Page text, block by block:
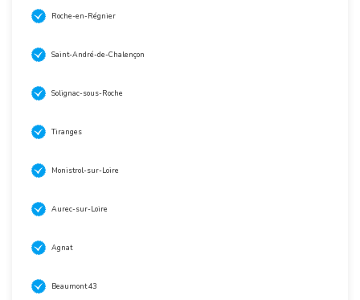
Roche-en-Régnier
Saint-André-de-Chalençon
Solignac-sous-Roche
Tiranges
Monistrol-sur-Loire
Aurec-sur-Loire
Agnat
Beaumont 43